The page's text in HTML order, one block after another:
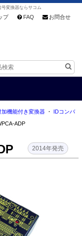
変換器ならサコム
プ FAQ お問合せ
加機能付き変換器・
IDコンバ
ADP
2014年発売